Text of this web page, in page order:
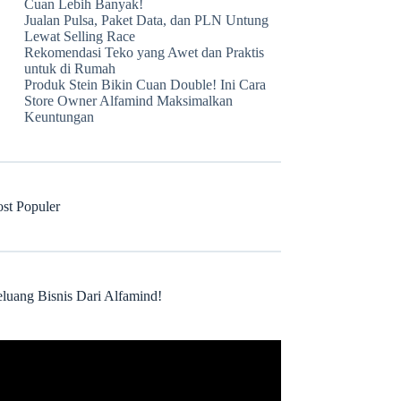
Cuan Lebih Banyak!
Jualan Pulsa, Paket Data, dan PLN Untung
Lewat Selling Race
Rekomendasi Teko yang Awet dan Praktis
untuk di Rumah
Produk Stein Bikin Cuan Double! Ini Cara
Store Owner Alfamind Maksimalkan
Keuntungan
Populer
Bisnis Dari Alfamind!